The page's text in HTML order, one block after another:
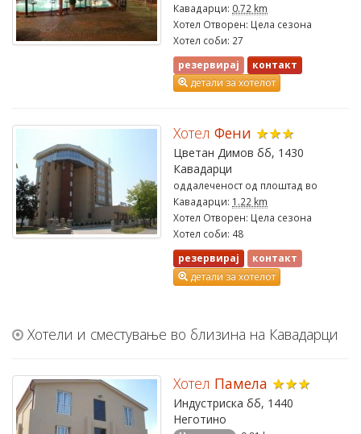
Кавадарци: 0.72 km
Хотел Отворен: Цела сезона
Хотел соби: 27
резервирај
контакт
детали за хотелот
Хотел Фени ★★★
Цветан Димов бб, 1430
Кавадарци
оддалеченост од плоштад во
Кавадарци: 1.22 km
Хотел Отворен: Цела сезона
Хотел соби: 48
резервирај
контакт
детали за хотелот
Хотели и сместување во близина на Кавадарци
Хотел Памела ★★★
Индустриска бб, 1440
Неготино